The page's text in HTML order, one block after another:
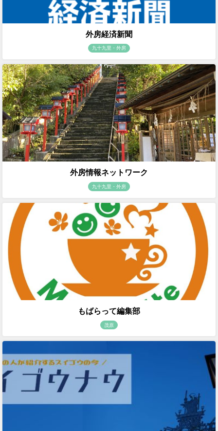
外房経済新聞
九十九里・外房
外房情報ネットワーク
九十九里・外房
もばらって編集部
茂原